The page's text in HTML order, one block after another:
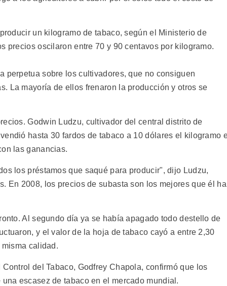
un kilogramo de tabaco, según el Ministerio de
precios oscilaron entre 70 y 90 centavos por kilogramo.
perpetua sobre los cultivadores, que no consiguen
La mayoría de ellos frenaron la producción y otros se
Godwin Ludzu, cultivador del central distrito de
hasta 30 fardos de tabaco a 10 dólares el kilogramo
las ganancias.
los préstamos que saqué para producir", dijo Ludzu,
En 2008, los precios de subasta son los mejores que él ha
Al segundo día ya se había apagado todo destello de
y el valor de la hoja de tabaco cayó a entre 2,30
calidad.
del Tabaco, Godfrey Chapola, confirmó que los
escasez de tabaco en el mercado mundial.